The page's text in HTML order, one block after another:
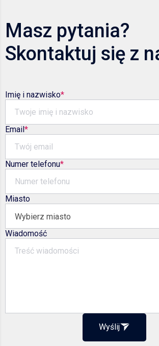
Masz pytania?
Skontaktuj się z
Imię i nazwisko
Email
Numer telefonu
Miasto
Wybierz miasto
Wiadomość
Wyślij